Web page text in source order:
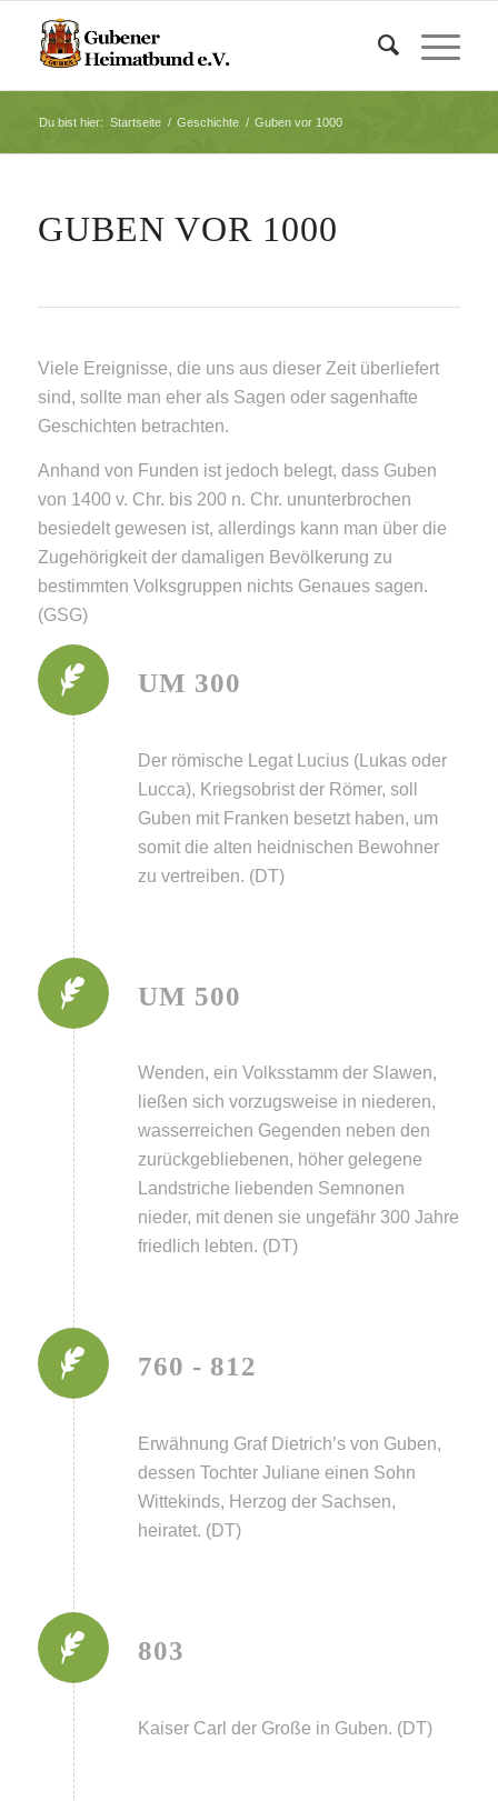
Du bist hier: Startseite / Geschichte / Guben vor 1000
GUBEN VOR 1000
Viele Ereignisse, die uns aus dieser Zeit überliefert
sind, sollte man eher als Sagen oder sagenhafte
Geschichten betrachten.
Anhand von Funden ist jedoch belegt, dass Guben
von 1400 v. Chr. bis 200 n. Chr. ununterbrochen
besiedelt gewesen ist, allerdings kann man über die
Zugehörigkeit der damaligen Bevölkerung zu
bestimmten Volksgruppen nichts Genaues sagen.
(GSG)
UM 300
Der römische Legat Lucius (Lukas oder
Lucca), Kriegsobrist der Römer, soll
Guben mit Franken besetzt haben, um
somit die alten heidnischen Bewohner
zu vertreiben. (DT)
UM 500
Wenden, ein Volksstamm der Slawen,
ließen sich vorzugsweise in niederen,
wasserreichen Gegenden neben den
zurückgebliebenen, höher gelegene
Landstriche liebenden Semnonen
nieder, mit denen sie ungefähr 300 Jahre
friedlich lebten. (DT)
760 - 812
Erwähnung Graf Dietrich’s von Guben,
dessen Tochter Juliane einen Sohn
Wittekinds, Herzog der Sachsen,
heiratet. (DT)
803
Kaiser Carl der Große in Guben. (DT)